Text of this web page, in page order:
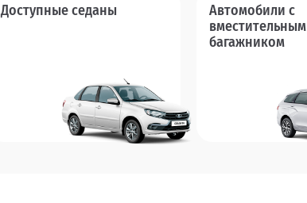
Доступные седаны
Автомобили с
вместительным
багажником